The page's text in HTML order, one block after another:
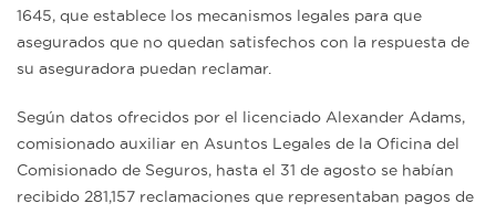
1645, que establece los mecanismos legales para que
asegurados que no quedan satisfechos con la respuesta de
su aseguradora puedan reclamar.
Según datos ofrecidos por el licenciado Alexander Adams,
comisionado auxiliar en Asuntos Legales de la Oficina del
Comisionado de Seguros, hasta el 31 de agosto se habían
recibido 281,157 reclamaciones que representaban pagos de